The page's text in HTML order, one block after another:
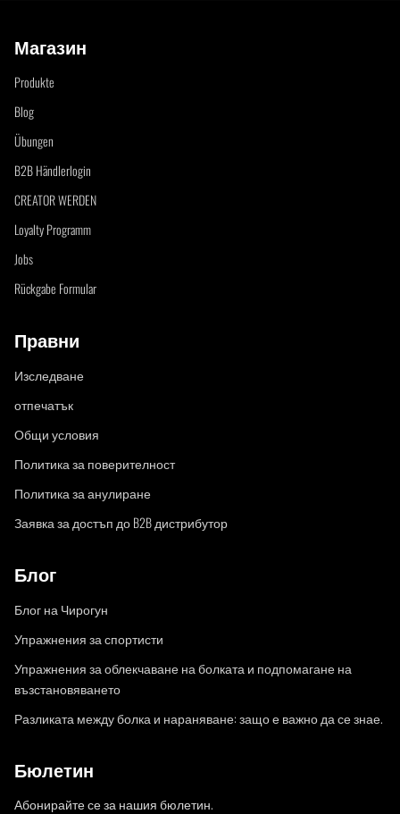
Магазин
Produkte
Blog
Übungen
B2B Händlerlogin
CREATOR WERDEN
Loyalty Programm
Jobs
Rückgabe Formular
Правни
Изследване
отпечатък
Общи условия
Политика за поверителност
Политика за анулиране
Заявка за достъп до B2B дистрибутор
Блог
Блог на Чирогун
Упражнения за спортисти
Упражнения за облекчаване на болката и подпомагане на
възстановяването
Разликата между болка и нараняване: защо е важно да се знае.
Бюлетин
Абонирайте се за нашия бюлетин.